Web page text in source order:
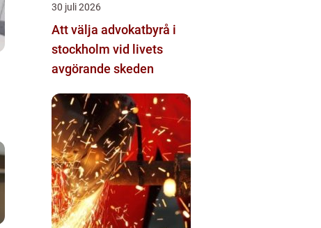
30 juli 2026
Att välja advokatbyrå i
stockholm vid livets
avgörande skeden